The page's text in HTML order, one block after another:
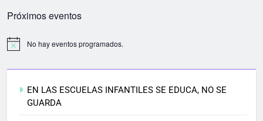
Próximos eventos
No hay eventos programados.
EN LAS ESCUELAS INFANTILES SE EDUCA, NO SE
GUARDA